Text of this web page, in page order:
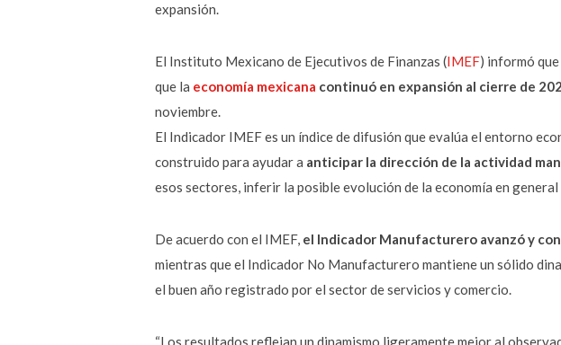
expansión.
El Instituto Mexicano de Ejecutivos de Finanzas (IMEF) informó
que la economía mexicana continuó en expansión al cierre de
noviembre.
El Indicador IMEF es un índice de difusión que evalúa el entorno
construido para ayudar a anticipar la dirección de la actividad
esos sectores, inferir la posible evolución de la economía en
​De acuerdo con el IMEF, el Indicador Manufacturero avanzó y
mientras que el Indicador No Manufacturero mantiene un sólido
el buen año registrado por el sector de servicios y comercio.
“Los resultados reflejan un dinamismo ligeramente mejor al